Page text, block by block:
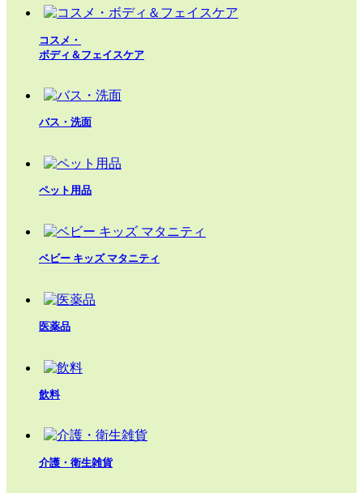
コスメ・
ボディ＆フェイスケア
バス・洗面
ペット用品
ベビー キッズ マタニティ
医薬品
飲料
介護・衛生雑貨